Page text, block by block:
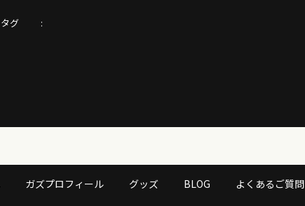
タグ
ガズプロフィール グッズ BLOG よくあるご質問